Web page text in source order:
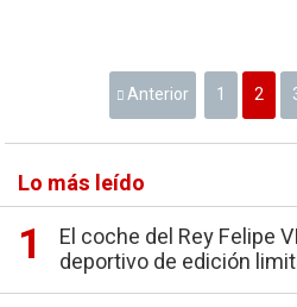
Anterior 1 2
Lo más leído
El coche del Rey Felipe
deportivo de edición